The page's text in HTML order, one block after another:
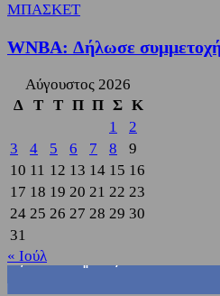
ΜΠΑΣΚΕΤ
WNBA: Δήλωσε
Αύγουστος 2026
Δ
Τ Τ Π Π Σ Κ
1
2
3
4 5 6 7 8
9
10 11 12 13 14 15 16
17 18 19 20 21 22 23
24 25 26 27 28 29 30
31
« Ιούλ
3,822